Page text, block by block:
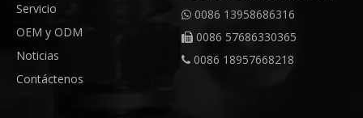
Servicio
OEM y ODM
Noticias
Contáctenos
 0086 13958686316
 0086 57686330365
 0086 18957668218